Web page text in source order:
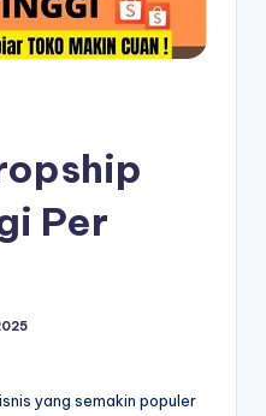
Per
yang semakin populer